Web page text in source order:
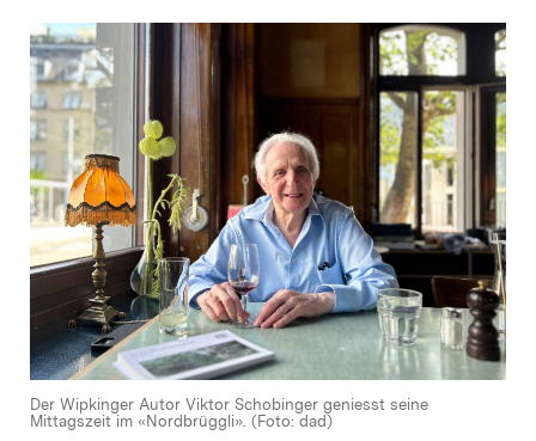
Der Wipkinger Autor Viktor Schobinger geniesst seine
Mittagszeit im «Nordbrüggli». (Foto: dad)